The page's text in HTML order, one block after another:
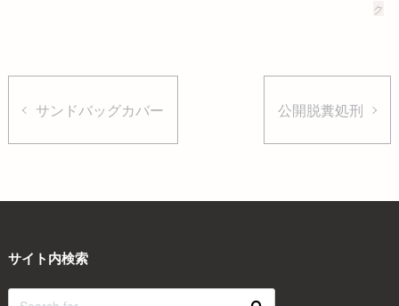
ク
サンドバッグカバー 公開脱糞処刑
サイト内検索